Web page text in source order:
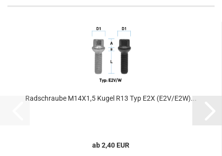
Radschraube M14X1,5 Kugel R13 Typ E2X (E2V/E2W)...
ab 2,40 EUR